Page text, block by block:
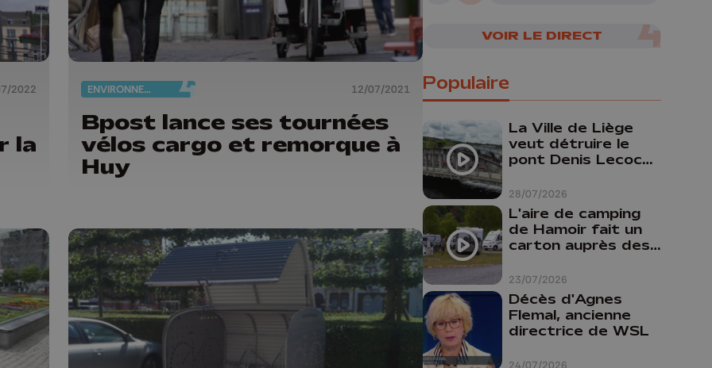
2022
la
ENVIRONNEMENT 12/07/2021
Bpost lance ses tournées
vélos cargo et remorque à
Huy
VOIR LE DIRECT
Populaire
28/07/2026
La Ville de Liège
veut détruire le
pont Denis Lecocq
budget pour le
faire
23/07/2026
L'aire de camping
de Hamoir fait un
carton auprès des
24/07/2026
Décès d'Agnes
Flemal, ancienne
directrice de WSL